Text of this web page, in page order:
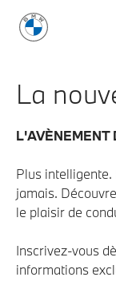
La
L'AVÈNEMENT
Plus intelligente.
jamais.
le plaisir de
Inscrivez-vous
informations